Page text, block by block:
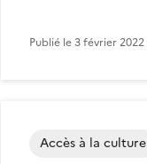
Publié le3 février 2022
Accès à la culture